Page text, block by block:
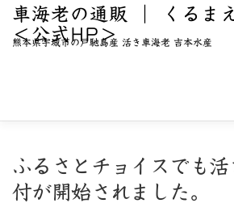
へ
車海老の通販 ｜ くるま
＜公式HP＞
熊本県宇城市の戸馳島産 活き車海老 吉本水産
ふるさとチョイスでも
付が開始されました。